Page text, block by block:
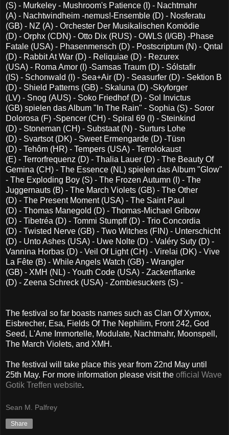
(S) - Murkeley - Mushroom's Patience (I) - Nachtmahr
(A) - Nachtwindheim -nemus!-Ensemble (D) - Nosferatu
(GB) - NZ (A) - Orchester Der Musikalischen Komödie
(D) - Orphx (CDN) - Otto Dix (RUS) - OWLS (I/GB) -Phase
Fatale (USA) - Phasenmensch (D) - Postscriptum (N) - Qntal
(D) - Rabbit At War (D) - Reliquiae (D) - Rezurex
(USA) - Roma Amor (I) -Samsas Traum (D) - Sólstafir
(IS) - Schonwald (I) - Sea+Air (D) - Seasurfer (D) - Sektion B
(D) - Shield Patterns (GB) - Skaluna (D) -Skyforger
(LV) - Snog (AUS) - Soko Friedhof (D) - Sol Invictus
(GB) spielen das Album "In The Rain" - Sophia (S) - Soror
Dolorosa (F) -Spencer (CH) - Spiral 69 (I) - Steinkind
(D) - Stoneman (CH) - Substaat (N) - Surturs Lohe
(D) - Svartsot (DK) - Sweet Ermengarde (D) -Tüsn
(D) - Tehôm (HR) - Tempers (USA) - Terrolokaust
(E) - Terrorfrequenz (D) - Thalia Lauer (D) - The Beauty Of
Gemina (CH) - The Essence (NL) spielen das Album "Glow"
- The Exploding Boy (S) - The Frozen Autumn (I) - The
Juggernauts (B) - The March Violets (GB) - The Other
(D) - The Present Moment (USA) - The Saint Paul
(D) - Thomas Manegold (D) - Thomas-Michael Gribow
(D) - Tibetréa (D) - Tommi Stumpff (D) - Trio Concordia
(D) - Twisted Nerve (GB) - Two Witches (FIN) - Unterschicht
(D) - Unto Ashes (USA) - Uwe Nolte (D) - Valéry Suty (D) -
Vannina Horbas (D) - Veil Of Light (CH) - Virelai (DK) - Vive
La Fête (B) - While Angels Watch (GB) - Wrangler
(GB) - XMH (NL) - Youth Code (USA) - Zackenflanke
(D) - Zeena Schreck (USA) - Zombiesuckers (S) -
The festival so far boasts names such as Clan Of Xymox,
Eisbrecher, Esa, Fields Of The Nephilim, Front 242, God
Seed, L'Ame Immortelle, Modulate, Nachtmahr, Moonspell,
The March Violets, and XMH.
The festival will take place this year from 22nd May until
25th May. For more information please visit the official Wave
Gotik Treffen website.
Sean M. Palfrey
Share